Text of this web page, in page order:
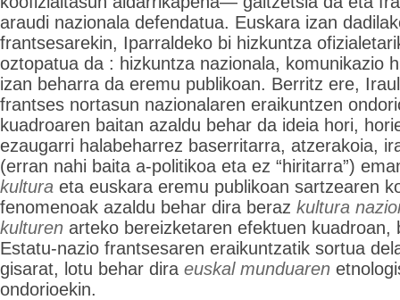
araudi nazionala defendatua. Euskara izan
frantsesarekin, Iparraldeko bi hizkuntza
oztopatua da : hizkuntza nazionala, komunikazio
izan beharra da eremu publikoan. Berritz ere,
frantses nortasun nazionalaren eraikuntzen
kuadroaren baitan azaldu behar da ideia hori,
ezaugarri halabeharrez baserritarra, atzerakoia,
(erran nahi baita a-politikoa eta ez “hiritarra”)
kultura eta euskara eremu publikoan sartzearen
fenomenoak azaldu behar dira beraz kultura
kulturen arteko bereizketaren efektuen kuadroan,
Estatu-nazio frantsesaren eraikuntzatik sortua
gisarat, lotu behar dira euskal munduaren
ondorioekin.